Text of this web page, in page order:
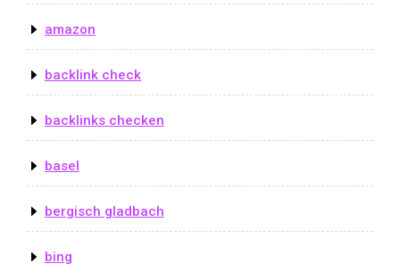
amazon
backlink check
backlinks checken
basel
bergisch gladbach
bing